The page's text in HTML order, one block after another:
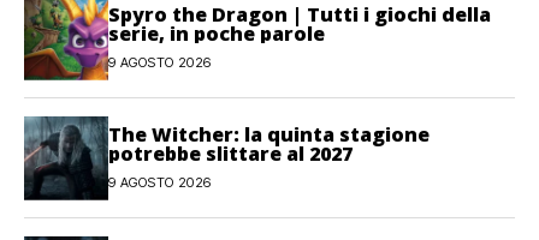
Spyro the Dragon | Tutti i giochi della
serie, in poche parole
9 AGOSTO 2026
The Witcher: la quinta stagione
potrebbe slittare al 2027
9 AGOSTO 2026